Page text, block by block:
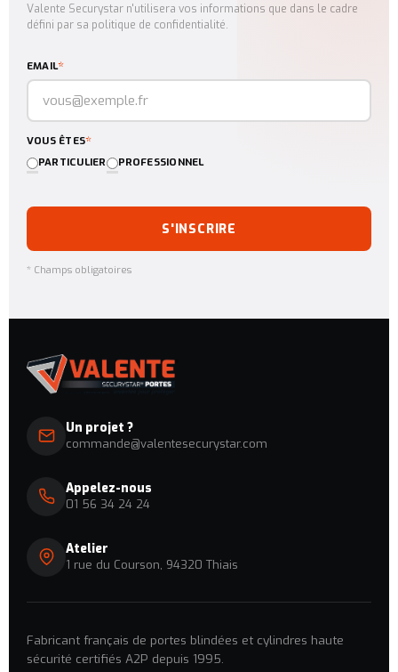
Valente Securystar n'utilisera vos informations que dans le cadre
défini par sa politique de confidentialité.
EMAIL*
VOUS ÊTES*
PARTICULIER PROFESSIONNEL
S'INSCRIRE
* Champs obligatoires
Un projet ?
commande@valentesecurystar.com
Appelez-nous
01 56 34 24 24
Atelier
1 rue du Courson, 94320 Thiais
Fabricant français de portes blindées et cylindres haute
sécurité certifiés A2P depuis 1995.